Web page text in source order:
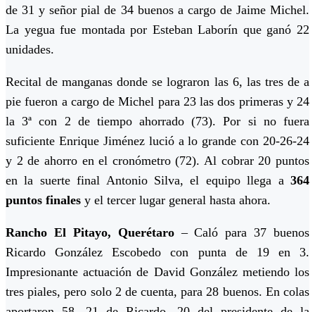
de 31 y señor pial de 34 buenos a cargo de Jaime Michel.
La yegua fue montada por Esteban Laborín que ganó 22
unidades.
Recital de manganas donde se lograron las 6, las tres de a
pie fueron a cargo de Michel para 23 las dos primeras y 24
la 3ª con 2 de tiempo ahorrado (73). Por si no fuera
suficiente Enrique Jiménez lució a lo grande con 20-26-24
y 2 de ahorro en el cronómetro (72). Al cobrar 20 puntos
en la suerte final Antonio Silva, el equipo llega a 364
puntos finales y el tercer lugar general hasta ahora.
Rancho El Pitayo, Querétaro– Caló para 37 buenos
Ricardo González Escobedo con punta de 19 en 3.
Impresionante actuación de David González metiendo los
tres piales, pero solo 2 de cuenta, para 28 buenos. En colas